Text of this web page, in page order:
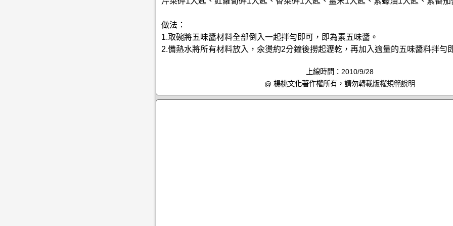
做法：
1.取碗將五味醬材料全部倒入一起拌勻即可，即為素五味醬。
2.備熱水將所有材料放入，氽燙約2分鐘後撈起瀝乾，再加入適量的五味醬料拌勻
上線時間：2010/9/28
@ 楊桃文化著作權所有，請勿轉載版權規範說明